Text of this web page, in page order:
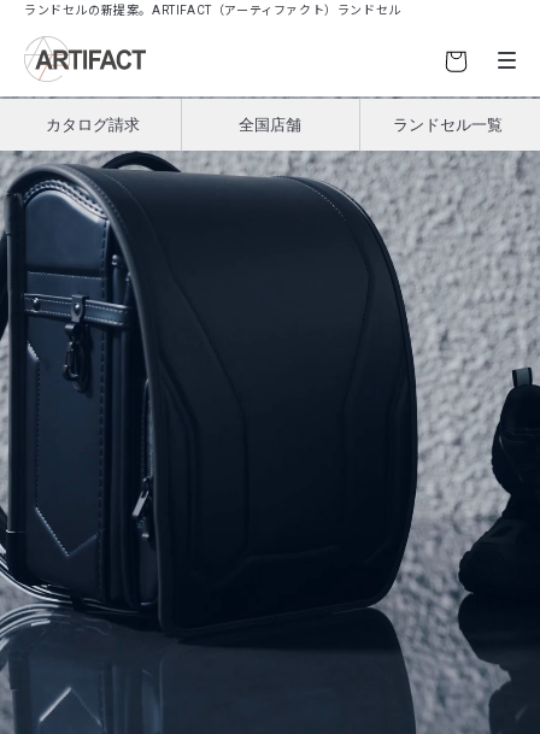
ツ
に
進
む
ランドセルの新提案。ARTIFACT（アーティファクト）ランドセル
カタログ請求 全国店舗 ランドセル一覧